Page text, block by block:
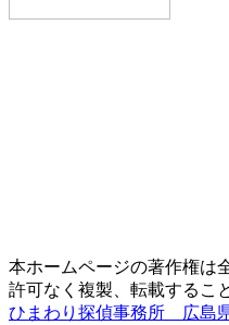
本ホームページの著作権は
許可なく複製、転載するこ
ひまわり探偵事務所 広島